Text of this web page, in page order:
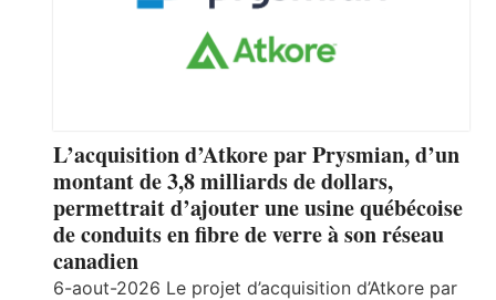
L’acquisition d’Atkore par Prysmian, d’un
montant de 3,8 milliards de dollars,
permettrait d’ajouter une usine québécoise
de conduits en fibre de verre à son réseau
canadien
6-aout-2026 Le projet d’acquisition d’Atkore par